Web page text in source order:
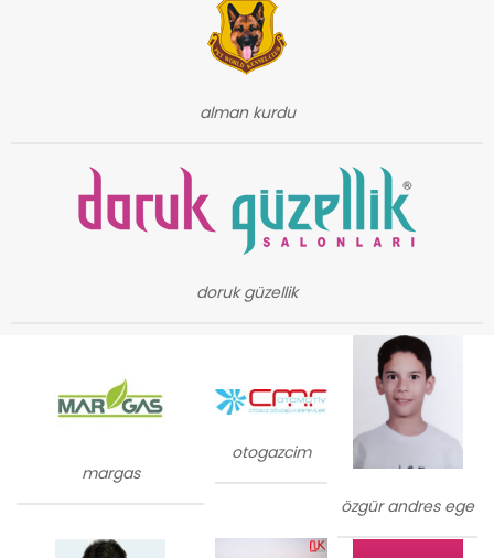
alman kurdu
doruk güzellik
margas
otogazcim
özgür andres ege